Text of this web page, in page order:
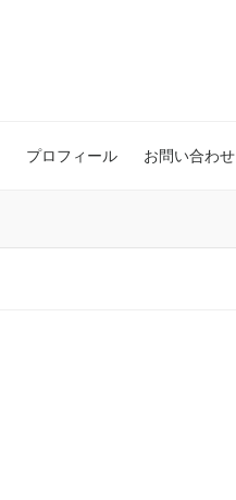
プロフィール お問い合わせ